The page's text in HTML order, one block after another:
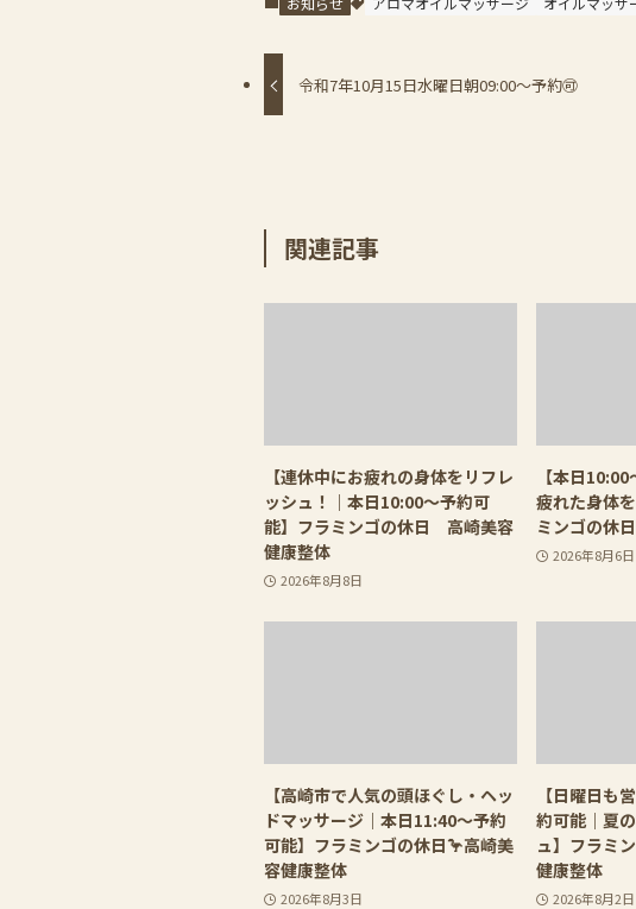
令和7年10月15日水曜日朝09:00〜予約🉑
関連記事
【連休中にお疲れの身体をリフレ
ッシュ！｜本日10:00〜予約可
能】フラミンゴの休日 高崎美容
健康整体
2026年8月8日
【本日
疲れた身体
ミンゴの休
2026年8月6日
【高崎市で人気の頭ほぐし・ヘッ
ドマッサージ｜本日11:40〜予約
可能】フラミンゴの休日🦩高崎美
容健康整体
2026年8月3日
【日曜日も
約可能｜夏
ュ】フラミ
健康整体
2026年8月2日